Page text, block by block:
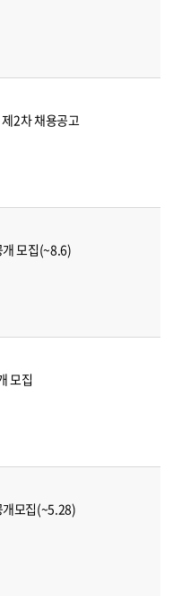
2차 채용공고
모집(~8.6)
모집
개모집(~5.28)